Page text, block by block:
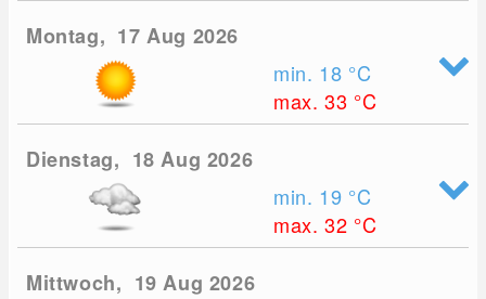
Montag, 17 Aug 2026
min. 18 °C
max. 33 °C
Dienstag, 18 Aug 2026
min. 19 °C
max. 32 °C
Mittwoch, 19 Aug 2026